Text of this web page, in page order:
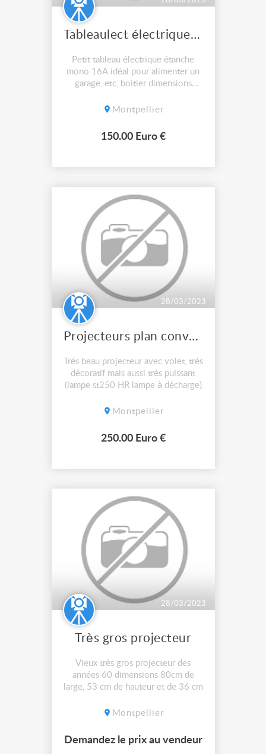
Tableaulect électrique 16A
Petit tableau électrique étanche
mono 16A idéal pour alimenter un
garage, etc, boitier dimensions
câble HO7RNF 15 mètres,
protection contre la coupure de
d'envoi.
Montpellier
150.00 Euro €
28/03/2023
Projecteurs plan convexe studio cinema
Très beau projecteur avec volet, très
décoratif mais aussi très puissant
(lampe st250 HR lampe à décharge)
transport, peut se poser à plat ou
Pas d'envoi.
Montpellier
250.00 Euro €
28/03/2023
Très gros projecteur
Vieux très gros projecteur des
années 60 dimensions 80cm de
large, 53 cm de hauteur et de 36 cm
fonctionnement, peut être remis au
supports de lampe RS 191) faire
offre, pas d'envoi.
Montpellier
Demandez le prix au vendeur